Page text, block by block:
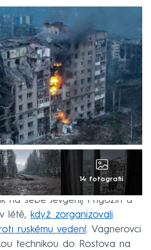
14 fotografií
na sebe Jevgenij Prigožin a
létě, když zorganizovali
ruskému vedení. Vagnerovci
technikou do Rostova na